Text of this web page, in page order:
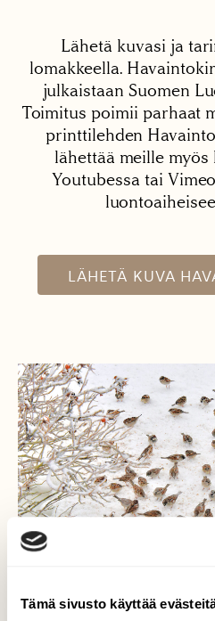
Tämä sivusto käyttää
Lähetä kuvasi ja
lomakkeella.
julkaistaan Suomen
Toimitus poimii parhaat
printtilehden
lähettää meille
Youtubessa tai
LÄHETÄ KUVA